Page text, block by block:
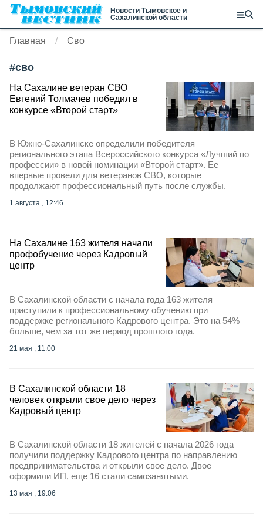
Новости Тымовское и
Сахалинской области
Главная Сво
#сво
На Сахалине ветеран СВО
Евгений Толмачев победил в
конкурсе «Второй старт»
В Южно-Сахалинске определили победителя
регионального этапа Всероссийского конкурса «Лучший по
профессии» в новой номинации «Второй старт». Ее
впервые провели для ветеранов СВО, которые
продолжают профессиональный путь после службы.
1 августа , 12:46
На Сахалине 163 жителя начали
профобучение через Кадровый
центр
В Сахалинской области с начала года 163 жителя
приступили к профессиональному обучению при
поддержке регионального Кадрового центра. Это на 54%
больше, чем за тот же период прошлого года.
21 мая , 11:00
В Сахалинской области 18
человек открыли свое дело через
Кадровый центр
В Сахалинской области 18 жителей с начала 2026 года
получили поддержку Кадрового центра по направлению
предпринимательства и открыли свое дело. Двое
оформили ИП, еще 16 стали самозанятыми.
13 мая , 19:06